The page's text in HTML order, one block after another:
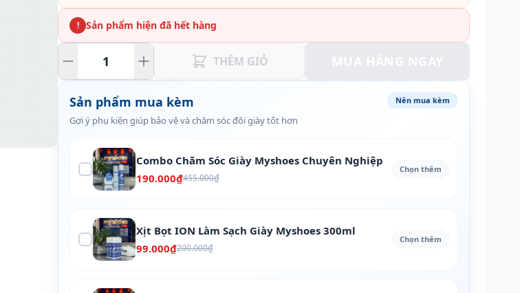
! Sản phẩm hiện đã hết hàng
THÊM GIỎ
Sản phẩm mua kèm
Gợi ý phụ kiện giúp bảo vệ và chăm sóc đôi giày tốt hơn
Nên mua kèm
Combo Chăm Sóc Giày Myshoes Chuyên Nghiệp
190.000₫455.000₫
Chọn thêm
Xịt Bọt ION Làm Sạch Giày Myshoes 300ml
99.000₫200.000₫
Chọn thêm